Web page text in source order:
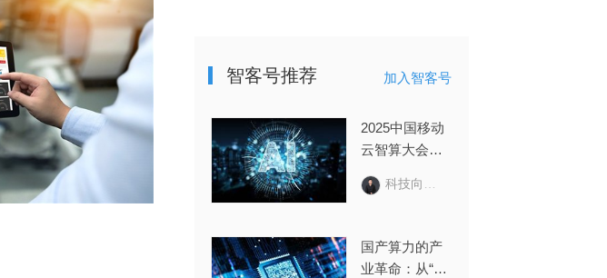
智客号推荐 加入智客号
2025中国移动
云智算大会回
革，AI+跃迁
科技向令说
国产算力的产
业革命：从“纸